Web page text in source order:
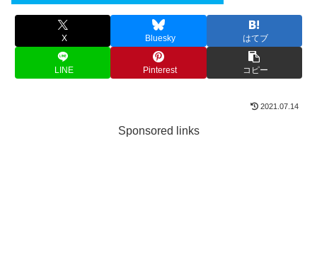
X Bluesky はてブ
LINE Pinterest コピー
2021.07.14
Sponsored links